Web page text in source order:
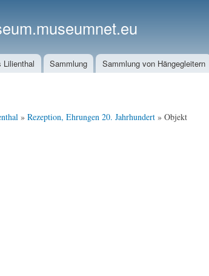
Lilienthal Sammlung Sammlung von Hängegleitern
» Rezeption, Ehrungen 20. Jahrhundert » Objekt